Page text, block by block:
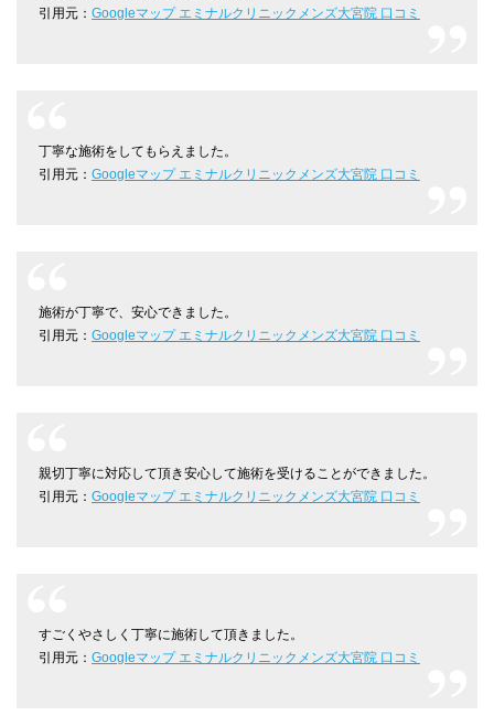
引用元： Googleマップ エミナルクリニックメンズ大宮院 口コミ
丁寧な施術をしてもらえました。
引用元： Googleマップ エミナルクリニックメンズ大宮院 口コミ
施術が丁寧で、安心できました。
引用元： Googleマップ エミナルクリニックメンズ大宮院 口コミ
親切丁寧に対応して頂き安心して施術を受けることができました。
引用元： Googleマップ エミナルクリニックメンズ大宮院 口コミ
すごくやさしく丁寧に施術して頂きました。
引用元： Googleマップ エミナルクリニックメンズ大宮院 口コミ